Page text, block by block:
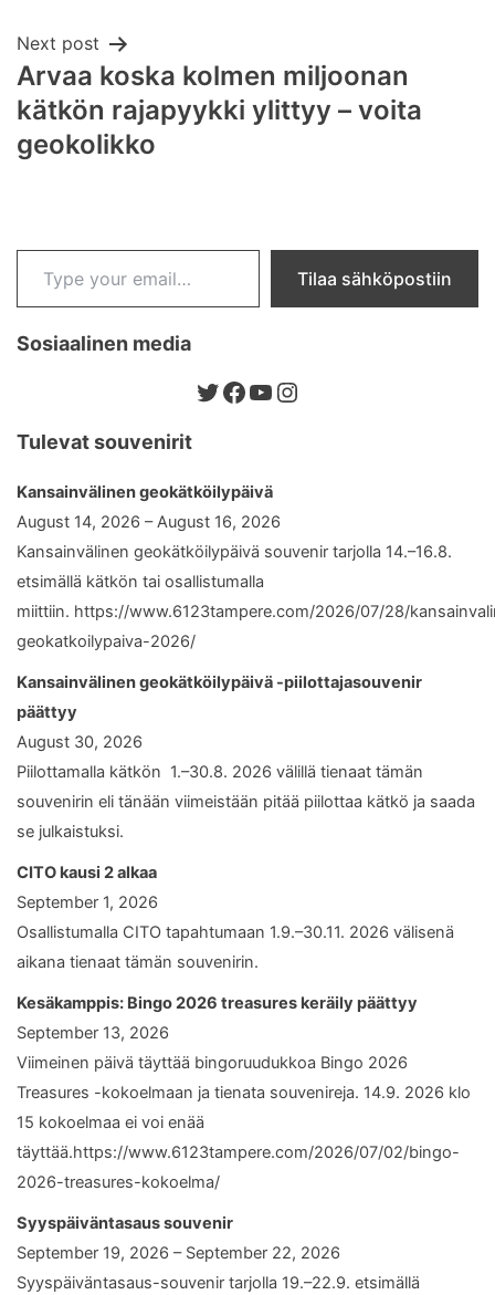
Next post
Arvaa koska kolmen miljoonan
kätkön rajapyykki ylittyy – voita
geokolikko
Type your email…
Tilaa sähköpostiin
Sosiaalinen media
Twitter
Facebook
YouTube
Instagram
Tulevat souvenirit
Kansainvälinen geokätköilypäivä
August 14, 2026 – August 16, 2026
Kansainvälinen geokätköilypäivä souvenir tarjolla 14.–16.8.
etsimällä kätkön tai osallistumalla
miittiin. https://www.6123tampere.com/2026/07/28/
geokatkoilypaiva-2026/
Kansainvälinen geokätköilypäivä -piilottajasouvenir
päättyy
August 30, 2026
Piilottamalla kätkön 1.–30.8. 2026 välillä tienaat tämän
souvenirin eli tänään viimeistään pitää piilottaa kätkö ja saada
se julkaistuksi.
CITO kausi 2 alkaa
September 1, 2026
Osallistumalla CITO tapahtumaan 1.9.–30.11. 2026 välisenä
aikana tienaat tämän souvenirin.
Kesäkamppis: Bingo 2026 treasures keräily päättyy
September 13, 2026
Viimeinen päivä täyttää bingoruudukkoa Bingo 2026
Treasures -kokoelmaan ja tienata souvenireja. 14.9. 2026 klo
15 kokoelmaa ei voi enää
täyttää.https://www.6123tampere.com/2026/07/02/bingo-
2026-treasures-kokoelma/
Syyspäiväntasaus souvenir
September 19, 2026 – September 22, 2026
Syyspäiväntasaus-souvenir tarjolla 19.–22.9. etsimällä